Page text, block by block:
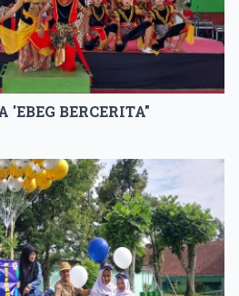
'EBEG BERCERITA"